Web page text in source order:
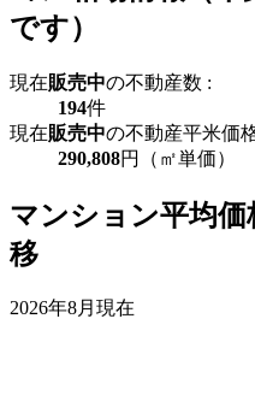
です）
現在販売中の不動産数 :
194件
現在販売中の不動産平米価
290,808円（㎡単価）
マンション平均
移
2026年8月現在